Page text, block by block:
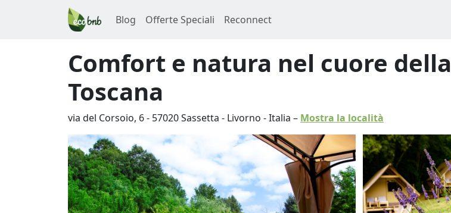
Blog Offerte Speciali Reconnect
Comfort e natura nel cuore della
Toscana
via del Corsoio, 6- 57020Sassetta - Livorno -Italia – Mostra la località